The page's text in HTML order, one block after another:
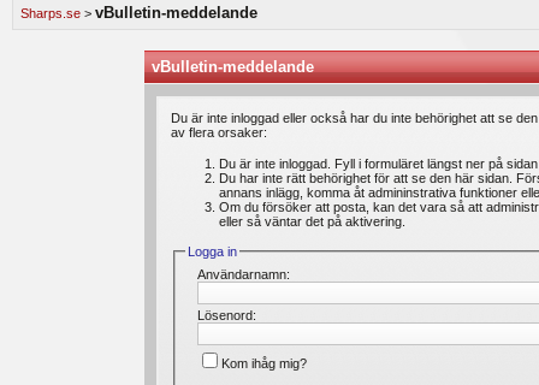
Vi lägger ständigt ut nya artiklar i vårt oddsforum där medlemmar kan läsa
förbättras. Välkommen!
Bli medlem gratishos oss och du kommer att få möjlighet att skapa trådar, skriva
Sharps.se > vBulletin-meddelande
vBulletin-meddelande
Du är inte inloggad eller också har du inte behörighet att se
av flera orsaker:
Du är inte inloggad. Fyll i formuläret längst ner på
Du har inte rätt behörighet för att se den här sidan.
annans inlägg, komma åt admininstrativa funktioner
Om du försöker att posta, kan det vara så att
eller så väntar det på aktivering.
Logga in
Användarnamn:
Lösenord:
Kom ihåg mig?